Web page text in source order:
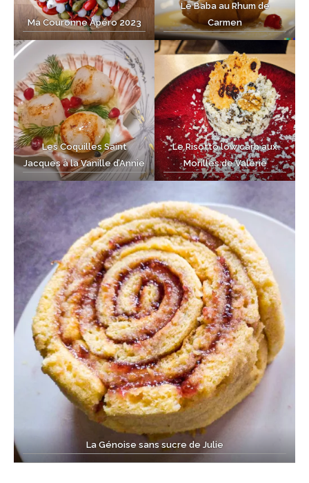
Ma Couronne Apéro 2023
Le Baba au Rhum de
Carmen
Les Coquilles Saint
Jacques à la Vanille d’Annie
Le Risotto low carb aux
Morilles de Valérie
La Génoise sans sucre de Julie